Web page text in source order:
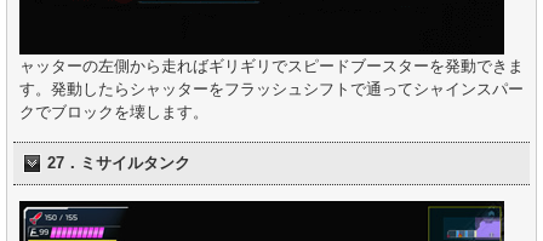
ャッターの左側から走ればギリギリでスピードブースターを発動できま
す。発動したらシャッターをフラッシュシフトで通ってシャインスパー
クでブロックを壊します。
27．ミサイルタンク